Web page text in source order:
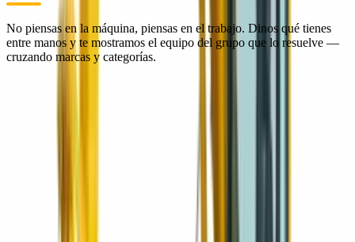
No piensas en la máquina, piensas en el trabajo. Dinos qué tienes
entre manos y te mostramos el equipo del grupo que lo resuelve —
cruzando marcas y categorías.